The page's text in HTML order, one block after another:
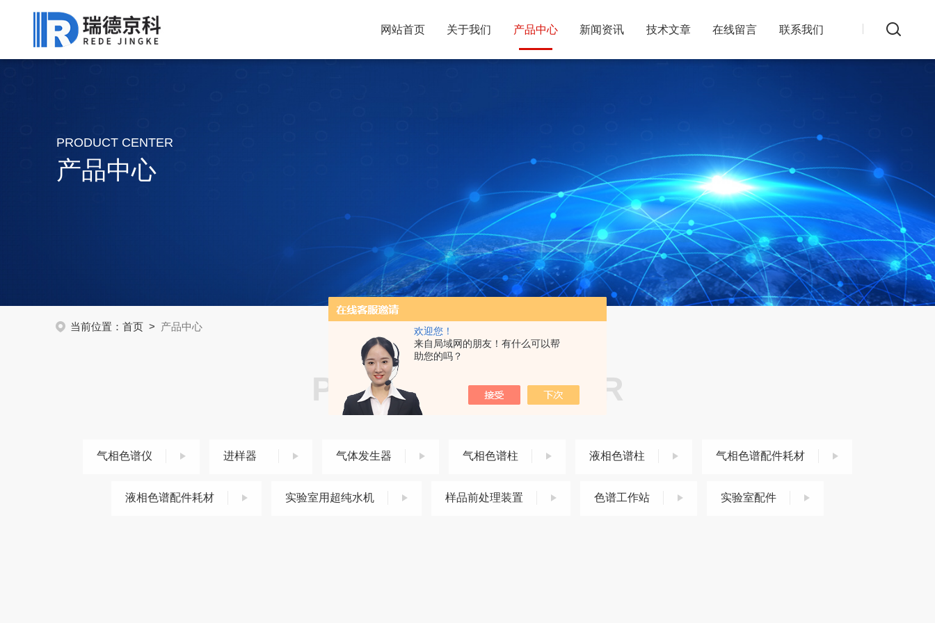
欢迎您！
来自局域网的朋友！有什么可以帮
助您的吗？
网站首页 关于我们 产品中心 新闻资讯 技术文章 在线留言 联系我们
PRODUCT CENTER
产品中心
当前位置：首页 > 产品中心
PRODUCT CENTER
产品中心
气相色谱仪 进样器 气体发生器 气相色谱柱 液相色谱柱 气相色谱配件耗材
液相色谱配件耗材 实验室用超纯水机 样品前处理装置 色谱工作站 实验室配件